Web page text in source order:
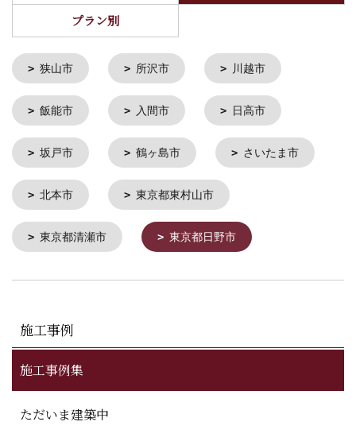
プラン別
狭山市 所沢市 川越市
飯能市 入間市 日高市
坂戸市 鶴ヶ島市 さいたま市
北本市 東京都東村山市
東京都清瀬市 東京都日野市
施工事例
施工事例集
ただいま建築中